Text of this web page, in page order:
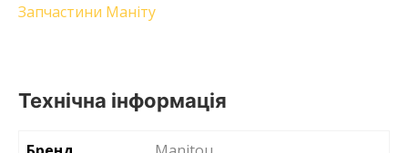
Запчастини Маніту
Технічна інформація